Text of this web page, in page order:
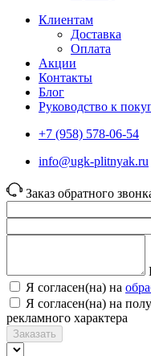
Клиентам
Доставка
Оплата
Акции
Контакты
Блог
Руководство к
+7 (958) 578-06-54
info@ugk-plitnyak.ru
Заказ обратного
Я согласен(на) на
Я согласен(на) на
рекламного характера
Заказать